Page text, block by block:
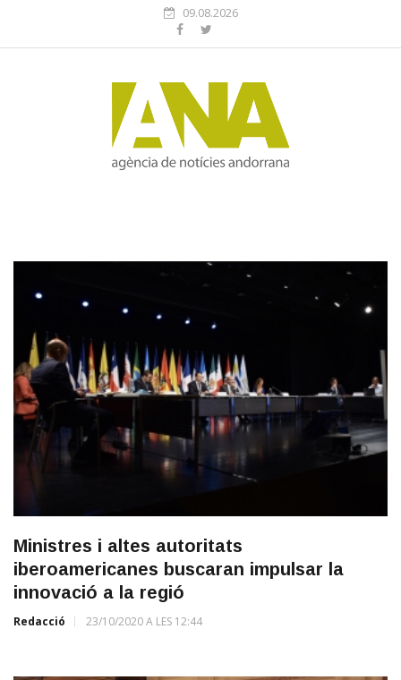
09.08.2026
Ministres i altes autoritats
iberoamericanes buscaran impulsar la
innovació a la regió
Redacció 23/10/2020 A LES 12:44